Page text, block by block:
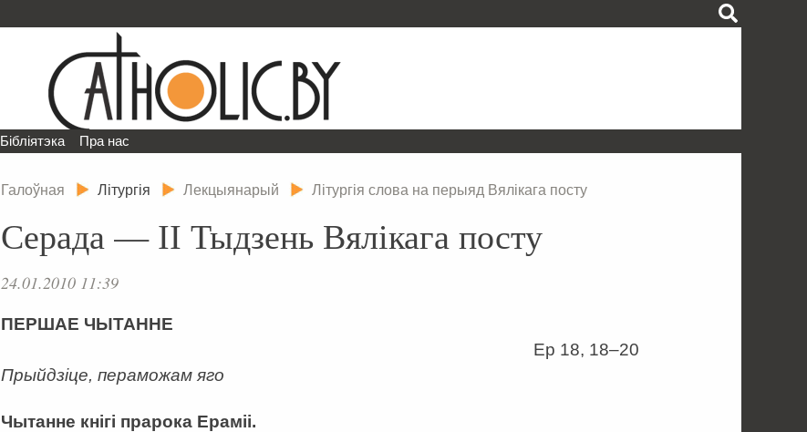
Бібліятэка Пра нас
Галоўная Літургія Лекцыянарый Літургія слова на перыяд Вялікага посту
Серада — ІІ Тыдзень Вялікага посту
24.01.2010 11:39
ПЕРШАЕ ЧЫТАННЕ
Ер 18, 18–20
Прыйдзіце, пераможам яго
Чытанне кнігі прарока Ераміі.